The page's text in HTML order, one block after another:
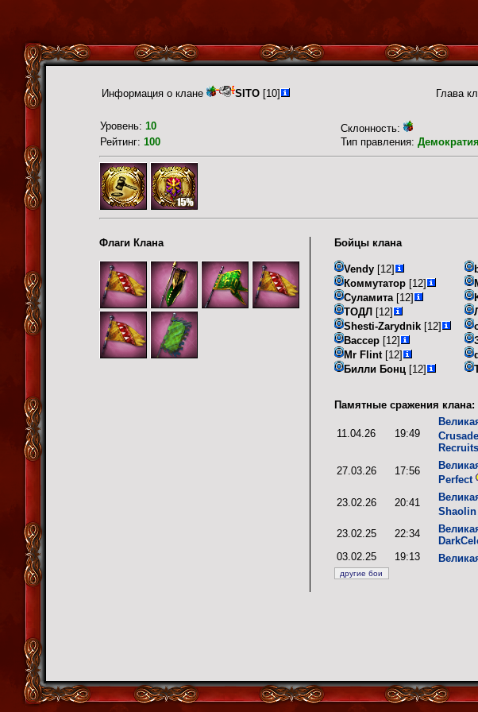
Информация о клане SITO [10] Глава
Уровень: 10 Склонность:
Рейтинг: 100 Тип правления: Демократия
Флаги Клана Бойцы клана
Vendy [12]
Коммутатор [12]
Суламита [12]
ТОДЛ [12]
Shesti-Zarydnik [12]
Вассер [12]
Mr Flint [12]
Билли Бонц [12]
Памятные сражения клана:
11.04.26 19:49
27.03.26 17:56
Perfect
23.02.26 20:41
Shaolin
23.02.25 22:34
03.02.25
19:13